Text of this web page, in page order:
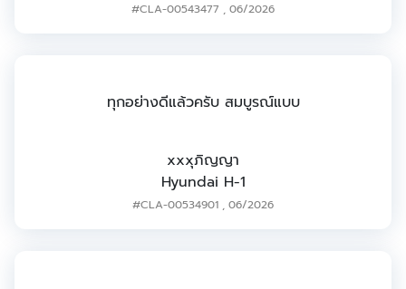
#CLA-00543477 , 06/2026
ทุกอย่างดีแล้วครับ สมบูรณ์แบบ
xxxุภิญญา
Hyundai H-1
#CLA-00534901 , 06/2026